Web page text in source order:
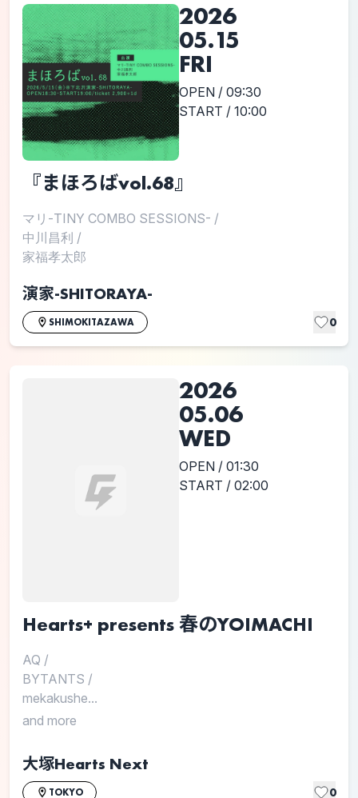
2026
05.15
FRI
OPEN / 09:30
START / 10:00
『まほろばvol.68』
マリ-TINY COMBO SESSIONS- /
中川昌利 /
家福孝太郎
演家-SHITORAYA-
SHIMOKITAZAWA 0
2026
05.06
WED
OPEN / 01:30
START / 02:00
Hearts+ presents 春のYOIMACHI
AQ /
BYTANTS /
mekakushe...
and more
大塚Hearts Next
TOKYO 0